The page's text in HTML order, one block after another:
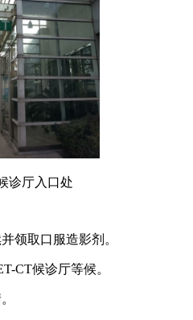
诊厅入口处
领取口服造影剂。
CT候诊厅等候。